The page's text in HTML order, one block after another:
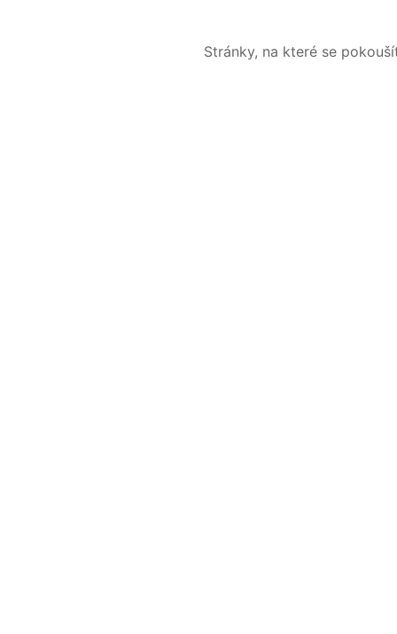
Stránky, na které se